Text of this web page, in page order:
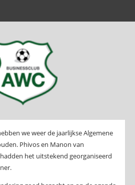
we weer de jaarlijkse Algemene
Phivos en Manon van
hadden het uitstekend georganiseerd